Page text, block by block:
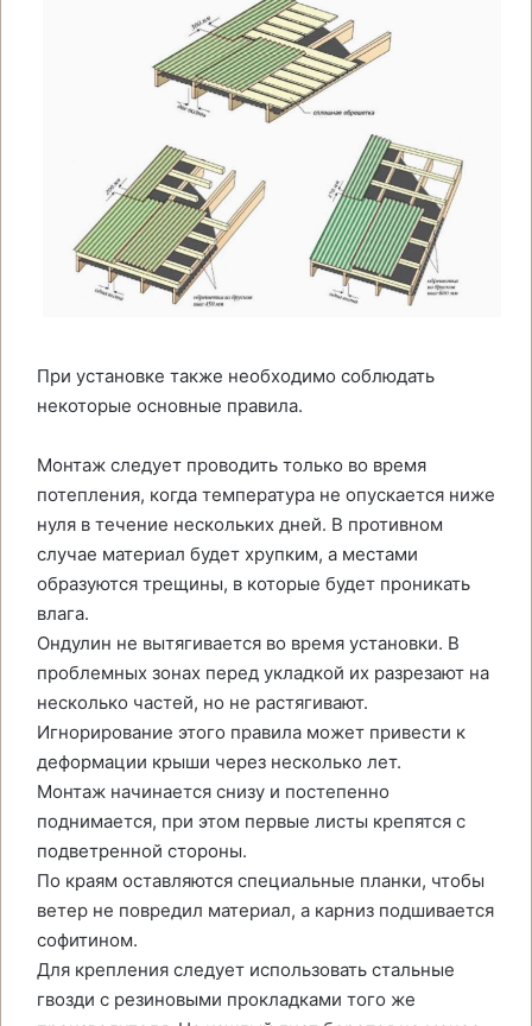
При установке также необходимо соблюдать
некоторые основные правила.
Монтаж следует проводить только во время
потепления, когда температура не опускается ниже
нуля в течение нескольких дней. В противном
случае материал будет хрупким, а местами
образуются трещины, в которые будет проникать
влага.
Ондулин не вытягивается во время установки. В
проблемных зонах перед укладкой их разрезают на
несколько частей, но не растягивают.
Игнорирование этого правила может привести к
деформации крыши через несколько лет.
Монтаж начинается снизу и постепенно
поднимается, при этом первые листы крепятся с
подветренной стороны.
По краям оставляются специальные планки, чтобы
ветер не повредил материал, а карниз подшивается
софитином.
Для крепления следует использовать стальные
гвозди с резиновыми прокладками того же